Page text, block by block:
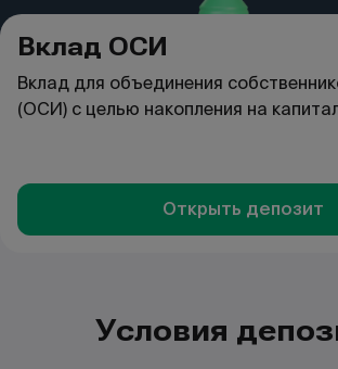
Вклад ОСИ
Вклад для объединения
(ОСИ) с целью накопления на
Открыть депозит
Условия